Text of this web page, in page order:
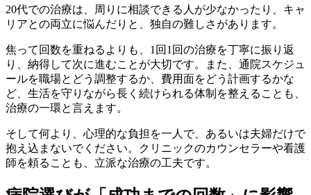
20代での治療は、周りに相談できる人が少なかったり、キャ
リアとの両立に悩んだりと、独自の難しさがあります。
焦って回数を重ねるよりも、1回1回の治療を丁寧に振り返
り、納得して次に進むことが大切です。また、通院スケジュ
ールを職場とどう調整するか、費用面をどう計画するかな
ど、生活を守りながら長く続けられる体制を整えることも、
治療の一環と言えます。
そして何より、心理的な負担を一人で、あるいは夫婦だけで
抱え込まないでください。クリニックのカウンセラーや看護
師を頼ることも、立派な治療の工夫です。